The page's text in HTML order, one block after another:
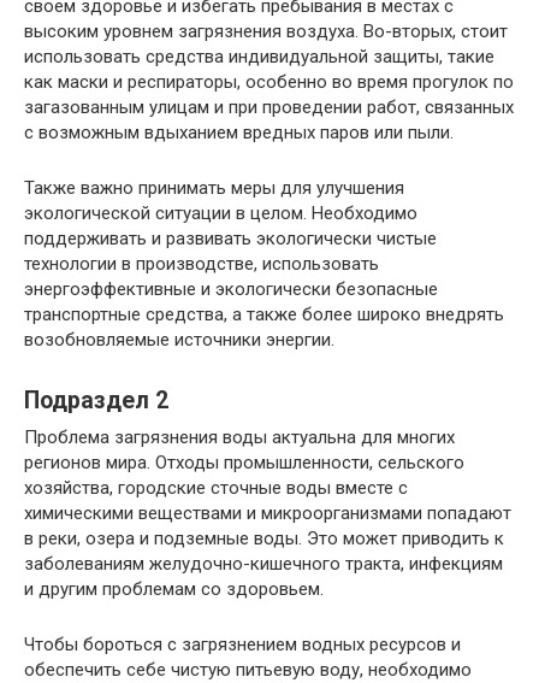
своем здоровье и избегать пребывания в местах с
высоким уровнем загрязнения воздуха. Во-вторых, стоит
использовать средства индивидуальной защиты, такие
как маски и респираторы, особенно во время прогулок по
загазованным улицам и при проведении работ, связанных
с возможным вдыханием вредных паров или пыли.
Также важно принимать меры для улучшения
экологической ситуации в целом. Необходимо
поддерживать и развивать экологически чистые
технологии в производстве, использовать
энергоэффективные и экологически безопасные
транспортные средства, а также более широко внедрять
возобновляемые источники энергии.
Подраздел 2
Проблема загрязнения воды актуальна для многих
регионов мира. Отходы промышленности, сельского
хозяйства, городские сточные воды вместе с
химическими веществами и микроорганизмами попадают
в реки, озера и подземные воды. Это может приводить к
заболеваниям желудочно-кишечного тракта, инфекциям
и другим проблемам со здоровьем.
Чтобы бороться с загрязнением водных ресурсов и
обеспечить себе чистую питьевую воду, необходимо